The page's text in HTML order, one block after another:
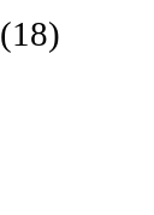
(18)